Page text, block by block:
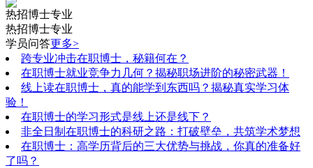
热招博士专业
热招博士专业
学员问答更多>
跨专业冲击在职博士，秘籍何在？
在职博士就业竞争力几何？揭秘职场进阶的秘密武器！
线上读在职博士，真的能学到东西吗？揭秘真实学习体
验！
在职博士的学习形式是线上还是线下？
非全日制在职博士的科研之路：打破壁垒，共筑学术梦想
在职博士：高学历背后的三大优势与挑战，你真的准备好
了吗？